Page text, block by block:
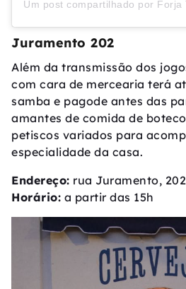
Juramento 202
Além da transmissão dos
com cara de mercearia terá
samba e pagode antes das
amantes de comida de
petiscos variados para
especialidade da casa.
Endereço: rua Juramento,
Horário: a partir das 15h